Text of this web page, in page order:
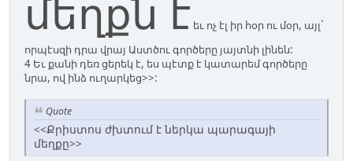
մեղքն է եւ ոչ էլ իր հօր ու մօր, այլ`
որպէսզի դրա վրայ Աստծու գործերը յայտնի լինեն:
4 Եւ քանի դեռ ցերեկ է, ես պէտք է կատարեմ գործերը
նրա, ով ինձ ուղարկեց>>:
Quote
<<Քրիստոս ժխտում է ներկա պարագայի
մեղքը>>